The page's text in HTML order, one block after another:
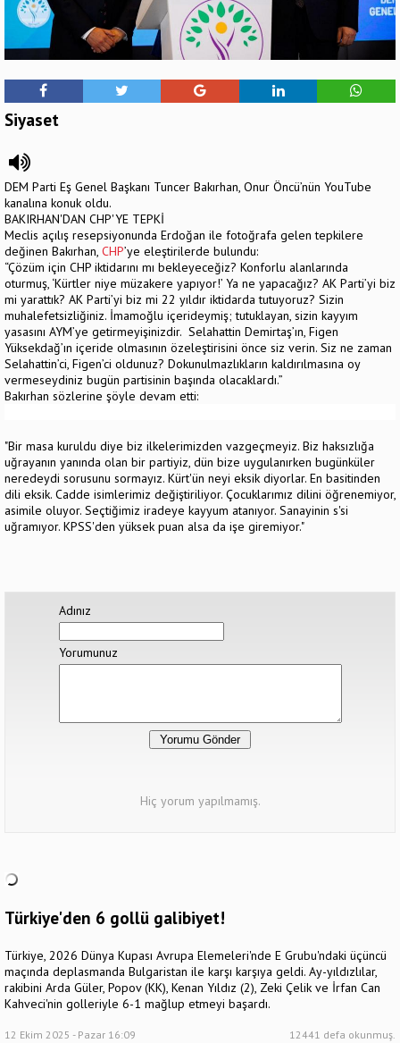
Siyaset
DEM Parti Eş Genel Başkanı Tuncer Bakırhan, Onur Öncü’nün YouTube
kanalına konuk oldu.
BAKIRHAN'DAN CHP'YE TEPKİ
Meclis açılış resepsiyonunda Erdoğan ile fotoğrafa gelen tepkilere
değinen Bakırhan, CHP’ye eleştirilerde bulundu:
“Çözüm için CHP iktidarını mı bekleyeceğiz? Konforlu alanlarında
oturmuş, ‘Kürtler niye müzakere yapıyor!’ Ya ne yapacağız? AK Parti’yi biz
mi yarattık? AK Parti’yi biz mi 22 yıldır iktidarda tutuyoruz? Sizin
muhalefetsizliğiniz. İmamoğlu içerideymiş; tutuklayan, sizin kayyım
yasasını AYM’ye getirmeyişinizdir. Selahattin Demirtaş’ın, Figen
Yüksekdağ’ın içeride olmasının özeleştirisini önce siz verin. Siz ne zaman
Selahattin’ci, Figen’ci oldunuz? Dokunulmazlıkların kaldırılmasına oy
vermeseydiniz bugün partisinin başında olacaklardı.”
Bakırhan sözlerine şöyle devam etti:
"Bir masa kuruldu diye biz ilkelerimizden vazgeçmeyiz. Biz haksızlığa
uğrayanın yanında olan bir partiyiz, dün bize uygulanırken bugünküler
neredeydi sorusunu sormayız. Kürt'ün neyi eksik diyorlar. En basitinden
dili eksik. Cadde isimlerimiz değiştiriliyor. Çocuklarımız dilini öğrenemiyor,
asimile oluyor. Seçtiğimiz iradeye kayyum atanıyor. Sanayinin s'si
uğramıyor. KPSS'den yüksek puan alsa da işe giremiyor."
Adınız
Yorumunuz
Hiç yorum yapılmamış.
Türkiye'den 6 gollü galibiyet!
Türkiye, 2026 Dünya Kupası Avrupa Elemeleri'nde E Grubu'ndaki üçüncü
maçında deplasmanda Bulgaristan ile karşı karşıya geldi. Ay-yıldızlılar,
rakibini Arda Güler, Popov (KK), Kenan Yıldız (2), Zeki Çelik ve İrfan Can
Kahveci'nin golleriyle 6-1 mağlup etmeyi başardı.
12 Ekim 2025 - Pazar 16:09 12441 defa okunmuş.